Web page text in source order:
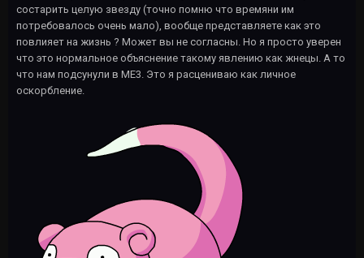
состарить целую звезду (точно помню что времяни им
потребовалось очень мало), вообще представляете как это
повлияет на жизнь ? Может вы не согласны. Но я просто уверен
что это нормальное объяснение такому явлению как жнецы. А то
что нам подсунули в МЕ3. Это я расцениваю как личное
оскорбление.